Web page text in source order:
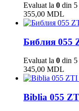
Evaluat la 0 din 5
355,00 MDL
Библия 055
Evaluat la 0 din 5
345,00 MDL
Biblia 055